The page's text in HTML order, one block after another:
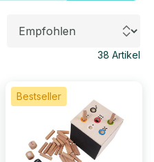
setzen
38 Artikel
Bestseller